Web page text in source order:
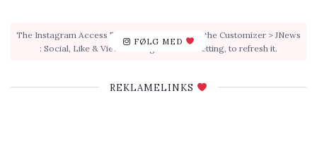
FØLG MED
The Instagram Access Token is expired, Go to the Customizer > JNews
: Social, Like & View > Instagram Feed Setting, to refresh it.
REKLAMELINKS